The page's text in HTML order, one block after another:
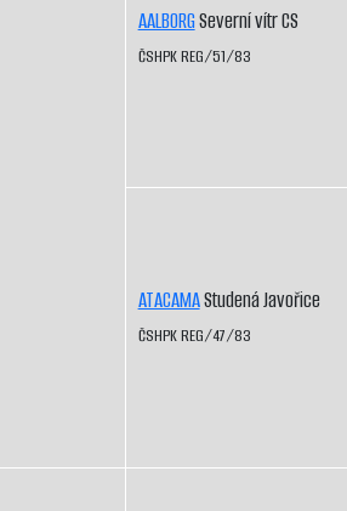
AALBORGSeverní vítr CS
ČSHPK REG/51/83
ATACAMAStudená Javořice
ČSHPK REG/47/83